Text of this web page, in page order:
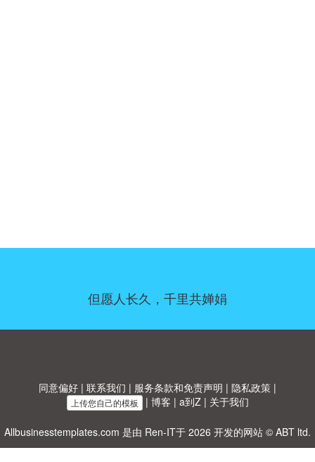
但愿人长久，千里共婵娟
同意偏好 | 联系我们 | 服务条款和免责声明 | 隐私政策 |
上传您自己的模板 | 博客 | a到Z| 关于我们
Allbusinesstemplates.com 是由 Ren-IT于 2026 开发的网站 © ABT ltd.